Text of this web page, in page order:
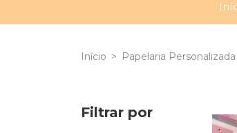
Início > Papelaria Personalizada
Filtrar por